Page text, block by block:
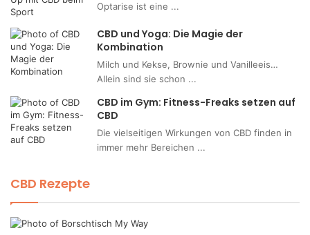
Optarise ist eine ...
CBD und Yoga: Die Magie der
Kombination
Milch und Kekse, Brownie und Vanilleeis…
Allein sind sie schon ...
CBD im Gym: Fitness-Freaks setzen auf
CBD
Die vielseitigen Wirkungen von CBD finden in
immer mehr Bereichen ...
CBD Rezepte